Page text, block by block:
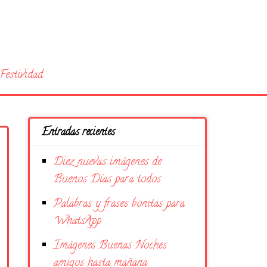
Festividad
Entradas recientes
Diez nuevas imágenes de
Buenos Días para todos
Palabras y frases bonitas para
WhatsApp
Imágenes Buenas Noches
amigos hasta mañana